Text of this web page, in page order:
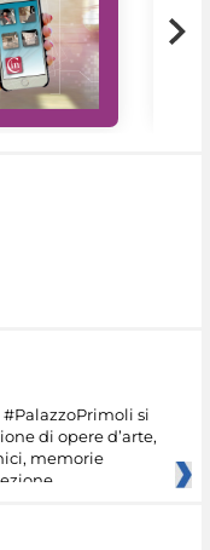
si
di opere d’arte,
memorie